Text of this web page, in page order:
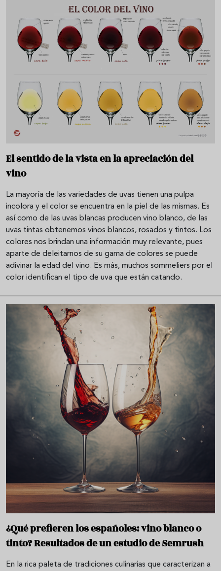
El sentido de la vista en la apreciación del
vino
La mayoría de las variedades de uvas tienen una pulpa
incolora y el color se encuentra en la piel de las mismas. Es
así como de las uvas blancas producen vino blanco, de las
uvas tintas obtenemos vinos blancos, rosados y tintos. Los
colores nos brindan una información muy relevante, pues
aparte de deleitarnos de su gama de colores se puede
adivinar la edad del vino. Es más, muchos sommeliers por el
color identifican el tipo de uva que están catando.
¿Qué prefieren los españoles: vino blanco o
tinto? Resultados de un estudio de Semrush
En la rica paleta de tradiciones culinarias que caracterizan a